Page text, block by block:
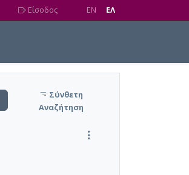
Είσοδος EN EΛ
Σύνθετη
Αναζήτηση